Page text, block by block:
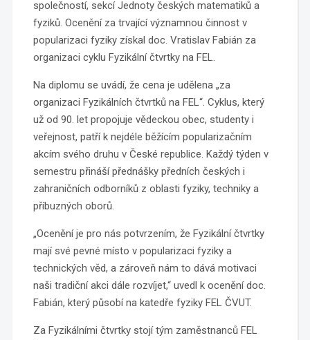
společností, sekcí Jednoty českých matematiků a
fyziků. Ocenění za trvající významnou činnost v
popularizaci fyziky získal doc. Vratislav Fabián za
organizaci cyklu Fyzikální čtvrtky na FEL.
Na diplomu se uvádí, že cena je udělena „za
organizaci Fyzikálních čtvrtků na FEL“. Cyklus, který
už od 90. let propojuje vědeckou obec, studenty i
veřejnost, patří k nejdéle běžícím popularizačním
akcím svého druhu v České republice. Každý týden v
semestru přináší přednášky předních českých i
zahraničních odborníků z oblasti fyziky, techniky a
příbuzných oborů.
„Ocenění je pro nás potvrzením, že Fyzikální čtvrtky
mají své pevné místo v popularizaci fyziky a
technických věd, a zároveň nám to dává motivaci
naši tradiční akci dále rozvíjet,“ uvedl k ocenění doc.
Fabián, který působí na katedře fyziky FEL ČVUT.
Za Fyzikálními čtvrtky stojí tým zaměstnanců FEL